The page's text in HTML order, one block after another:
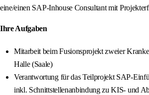
eine/einen SAP-Inhouse Consultant mit
Ihre Aufgaben
Mitarbeit beim Fusionsprojekt zweier
Halle (Saale)
Verantwortung für das Teilprojekt SAP-
inkl. Schnittstellenanbindung zu KIS- und